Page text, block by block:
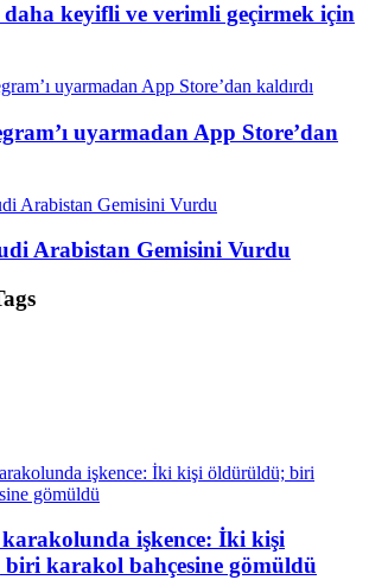
keyifli ve verimli geçirmek için
uyarmadan App Store’dan
Arabistan Gemisini Vurdu
işkence: İki kişi
karakol bahçesine gömüldü